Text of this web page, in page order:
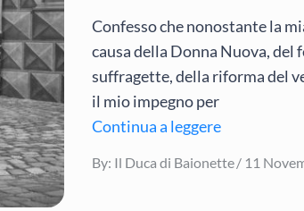
Confesso che nonostante la
causa della Donna Nuova, del
suffragette, della riforma del
il mio impegno per
Continua a leggere
By: Il Duca di Baionette
Posted
11